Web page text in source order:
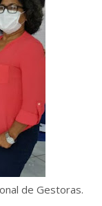
de Gestoras.